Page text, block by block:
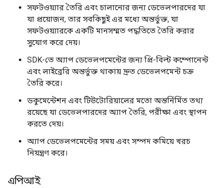
সফটওয়্যার তৈরি এবং চালানোর জন্য ডেভেলপারদের যা
যা প্রয়োজন, তার সবকিছুই এর মধ্যে অন্তর্ভুক্ত, যা
সফটওয়্যারকে একটি মানসম্মত পদ্ধতিতে তৈরি করার
সুযোগ করে দেয়।
SDK-তে অ্যাপ ডেভেলপমেন্টের জন্য প্রি-বিল্ট কম্পোনেন্ট
এবং লাইব্রেরি অন্তর্ভুক্ত থাকায় দ্রুত ডেভেলপমেন্ট চক্র
তৈরি করে।
ডকুমেন্টেশন এবং টিউটোরিয়ালের মতো অন্তর্নির্মিত তথ্য
রয়েছে যা ডেভেলপারদের অ্যাপ তৈরি, পরীক্ষা এবং স্থাপন
করতে দেয়।
অ্যাপ ডেভেলপমেন্টের সময় এবং সম্পদ কমিয়ে খরচ
নিয়ন্ত্রণ করে।
এপিআই